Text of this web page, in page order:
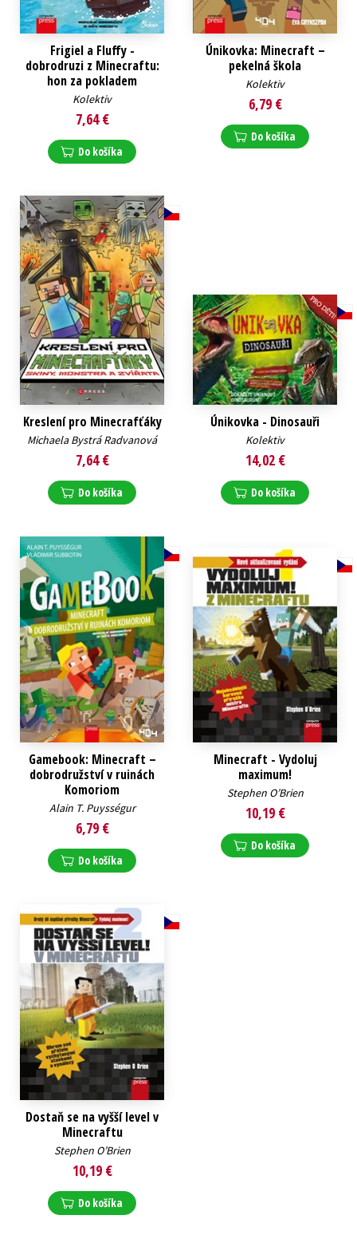
Frigiel a Fluffy -
dobrodruzi z Minecraftu:
hon za pokladem
Kolektiv
7,64 €
Do košíka
Únikovka: Minecraft –
pekelná škola
Kolektiv
6,79 €
Do košíka
Kreslení pro Minecrafťáky
Michaela Bystrá Radvanová
7,64 €
Do košíka
Únikovka - Dinosauři
Kolektiv
14,02 €
Do košíka
Gamebook: Minecraft –
dobrodružství v ruinách
Komoriom
Alain T. Puysségur
6,79 €
Do košíka
Minecraft - Vydoluj
maximum!
Stephen O’Brien
10,19 €
Do košíka
Dostaň se na vyšší level v
Minecraftu
Stephen O’Brien
10,19 €
Do košíka